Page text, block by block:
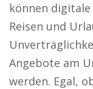
können
Reisen und
Angebote am
werden. Egal,